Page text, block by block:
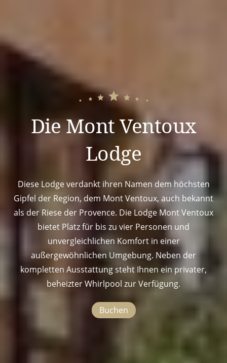
Die Mont Ventoux
Lodge
Diese Lodge verdankt ihren Namen dem höchsten
Gipfel der Region, dem Mont Ventoux, auch bekannt
als der Riese der Provence. Die Lodge Mont Ventoux
bietet Platz für bis zu vier Personen und
unvergleichlichen Komfort in einer
außergewöhnlichen Umgebung. Neben der
kompletten Ausstattung steht Ihnen ein privater,
beheizter Whirlpool zur Verfügung.
Buchen